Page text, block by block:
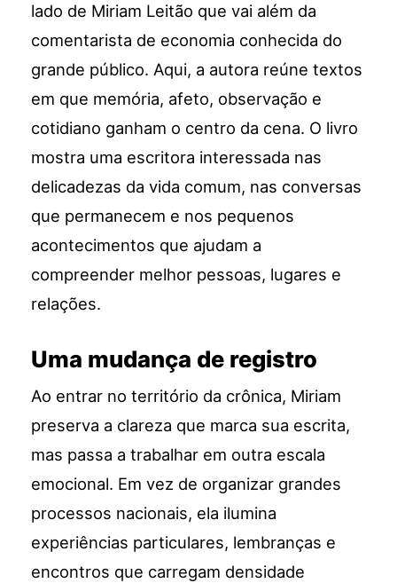
lado de Miriam Leitão que vai além da
comentarista de economia conhecida do
grande público. Aqui, a autora reúne textos
em que memória, afeto, observação e
cotidiano ganham o centro da cena. O livro
mostra uma escritora interessada nas
delicadezas da vida comum, nas conversas
que permanecem e nos pequenos
acontecimentos que ajudam a
compreender melhor pessoas, lugares e
relações.
Uma mudança de registro
Ao entrar no território da crônica, Miriam
preserva a clareza que marca sua escrita,
mas passa a trabalhar em outra escala
emocional. Em vez de organizar grandes
processos nacionais, ela ilumina
experiências particulares, lembranças e
encontros que carregam densidade